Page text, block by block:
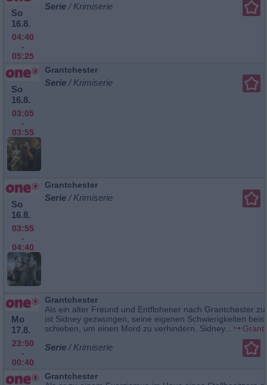
So
16.8.
04:40
-
05:25
Serie / Krimiserie
So
16.8.
03:05
-
03:55
Grantchester
Serie / Krimiserie
So
16.8.
03:55
-
04:40
Grantchester
Serie / Krimiserie
Mo
17.8.
23:50
-
00:40
Grantchester
Als ein alter Freund und Entflohener nach Grantchester
ist Sidney gezwungen, seine eigenen Schwierigkeiten
schieben, um einen Mord zu verhindern. Sidney...
Serie / Krimiserie
Grantchester